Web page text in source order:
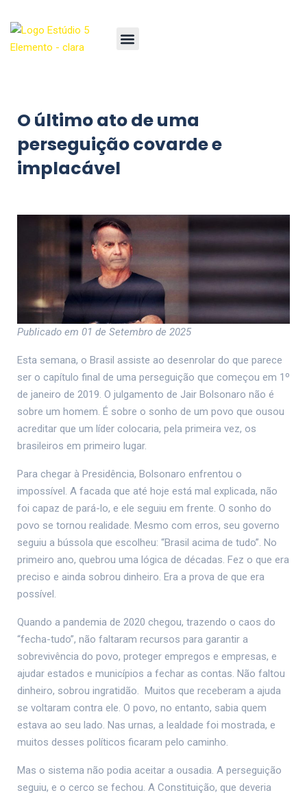
O último ato de uma
perseguição covarde e
implacável
Publicado em 01 de Setembro de 2025
Esta semana, o Brasil assiste ao desenrolar do que parece
ser o capítulo final de uma perseguição que começou em 1º
de janeiro de 2019. O julgamento de Jair Bolsonaro não é
sobre um homem. É sobre o sonho de um povo que ousou
acreditar que um líder colocaria, pela primeira vez, os
brasileiros em primeiro lugar.
Para chegar à Presidência, Bolsonaro enfrentou o
impossível. A facada que até hoje está mal explicada, não
foi capaz de pará-lo, e ele seguiu em frente. O sonho do
povo se tornou realidade. Mesmo com erros, seu governo
seguiu a bússola que escolheu: “Brasil acima de tudo”. No
primeiro ano, quebrou uma lógica de décadas. Fez o que era
preciso e ainda sobrou dinheiro. Era a prova de que era
possível.
Quando a pandemia de 2020 chegou, trazendo o caos do
“fecha-tudo”, não faltaram recursos para garantir a
sobrevivência do povo, proteger empregos e empresas, e
ajudar estados e municípios a fechar as contas. Não faltou
dinheiro, sobrou ingratidão. Muitos que receberam a ajuda
se voltaram contra ele. O povo, no entanto, sabia quem
estava ao seu lado. Nas urnas, a lealdade foi mostrada, e
muitos desses políticos ficaram pelo caminho.
Mas o sistema não podia aceitar a ousadia. A perseguição
seguiu, e o cerco se fechou. A Constituição, que deveria